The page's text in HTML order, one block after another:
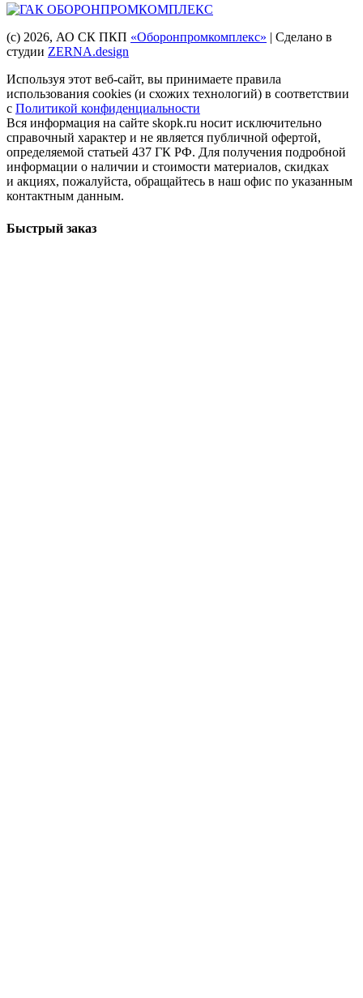
(с) 2026, АО СК ПКП «Оборонпромкомплекс» | Сделано в
студии ZERNA.design
Используя этот веб-сайт, вы принимаете правила
использования cookies (и схожих технологий) в соответствии
с Политикой конфиденциальности
Вся информация на сайте skopk.ru носит исключительно
справочный характер и не является публичной офертой,
определяемой статьей 437 ГК РФ. Для получения подробной
информации о наличии и стоимости материалов, скидках
и акциях, пожалуйста, обращайтесь в наш офис по указанным
контактным данным.
Быстрый заказ